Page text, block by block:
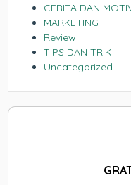
CERITA DAN
MARKETING
Review
TIPS DAN TRIK
Uncategorized